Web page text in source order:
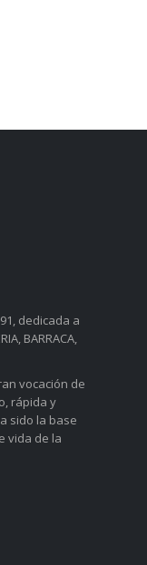
dedicada a
BARRACA,
vocación de
rápida y
sido la base
vida de la